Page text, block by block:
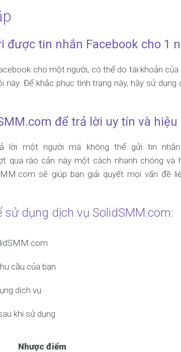
được tin nhắn Facebook cho 1
cho một người, có thể do tài khoản
này. Để khắc phục tình trạng này, hãy sử dụng
để trả lời uy tín và
lời một người mà không thể gửi tin
qua rào cản này một cách nhanh chóng và
sẽ giúp bạn giải quyết mọi vấn đề
sử dụng dịch vụ SolidSMM.com:
cầu của bạn
dịch vụ
khi sử dụng
Nhược điểm